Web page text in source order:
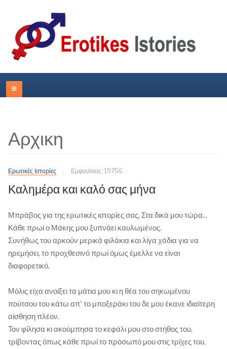
Αρχικη
Ερωτικές Ιστορίες Εμφανίσεις: 19756
Καλημέρα και καλό σας μήνα
Μπράβος για της ερωτικές ιστορίες σας, Στα δικά μου τώρα...
Κάθε πρωί ο Μάκης μου ξυπνάει καυλωμένος.
Συνήθως του αρκούν μερικά φιλάκια και λίγα χάδια για να
ηρεμήσει, το προχθεσινό πρωί όμως έμελλε να είναι
διαφορετικό.
Μόλις είχα ανοίξει τα μάτια μου κι η θέα του σηκωμένου
πούτσου του κάτω απ' το μποξεράκι του δε μου έκανε ιδιαίτερη
αίσθηση πλέον.
Τον φίλησα κι ακούμπησα το κεφάλι μου στο στήθος του,
τρίβοντας όπως κάθε πρωί το πρόσωπό μου στις τρίχες του,